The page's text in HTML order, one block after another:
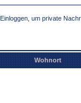
Einloggen, um private
Wohnort